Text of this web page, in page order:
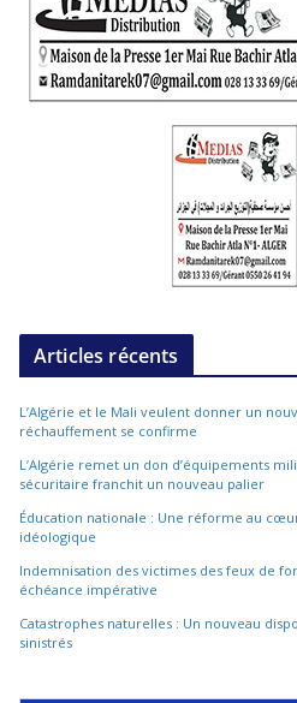
Articles récents
L’Algérie et le Mali veulent donner un
réchauffement se confirme
L’Algérie remet un don d’équipements
sécuritaire franchit un nouveau palier
Éducation nationale : Une réforme au
idéologique
Indemnisation des victimes des feux de
échéance impérative
Catastrophes naturelles : Un nouveau
sinistrés